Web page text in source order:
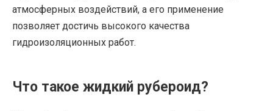
атмосферных воздействий, а его применение
позволяет достичь высокого качества
гидроизоляционных работ.
Что такое жидкий рубероид?